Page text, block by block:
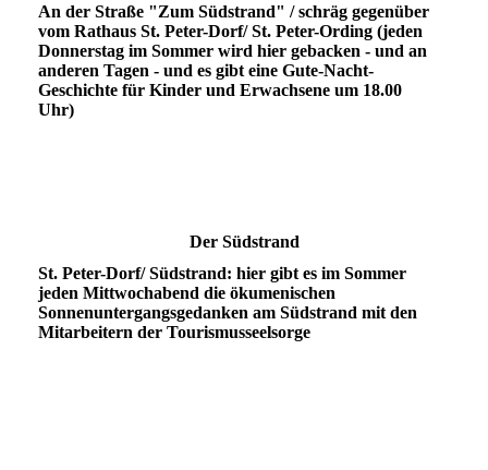
An der Straße "Zum Südstrand" / schräg gegenüber
vom Rathaus St. Peter-Dorf/ St. Peter-Ording (jeden
Donnerstag im Sommer wird hier gebacken - und an
anderen Tagen - und es gibt eine Gute-Nacht-
Geschichte für Kinder und Erwachsene um 18.00
Uhr)
Der Südstrand
St. Peter-Dorf/ Südstrand: hier gibt es im Sommer
jeden Mittwochabend die ökumenischen
Sonnenuntergangsgedanken am Südstrand mit den
Mitarbeitern der Tourismusseelsorge